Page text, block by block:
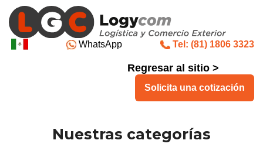
WhatsApp Tel: (81) 1806 3323
Regresar al sitio >
Solicita una cotización
Nuestras categorías